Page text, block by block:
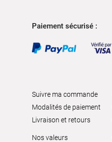
Paiement sécurisé :
Suivre ma commande
Modalités de paiement
Livraison et retours
Nos valeurs